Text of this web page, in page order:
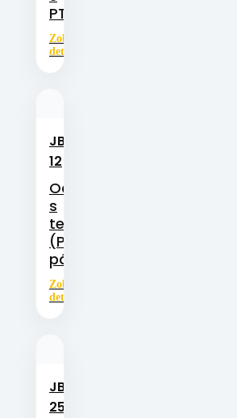
PTFE/fluoropolymerem
Zobrazit
detail
JBM-
12
Ocel
s
teflonovou
(PTFE)
páskou
Zobrazit
detail
JBM-
25